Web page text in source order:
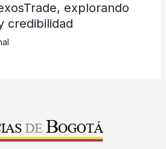
explorando
credibilidad